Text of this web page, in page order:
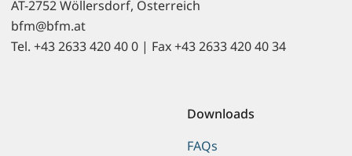
AT-2752 Wöllersdorf, Österreich
bfm@bfm.at
Tel. +43 2633 420 40 0 | Fax +43 2633 420 40 34
Downloads
FAQs